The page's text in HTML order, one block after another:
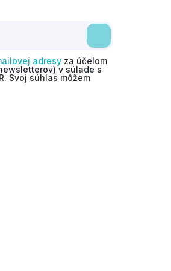
adresy za účelom
v súlade s
Svoj súhlas môžem